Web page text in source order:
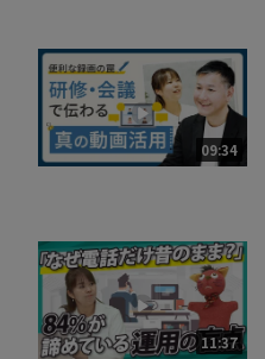
09:34
11:37